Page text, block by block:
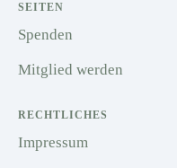
SEITEN
Spenden
Mitglied werden
RECHTLICHES
Impressum